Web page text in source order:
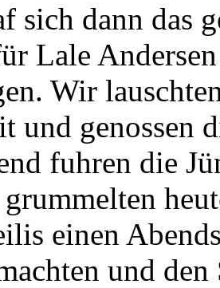
sich dann das
Lale
Wir
und genossen
fuhren die
einen
und